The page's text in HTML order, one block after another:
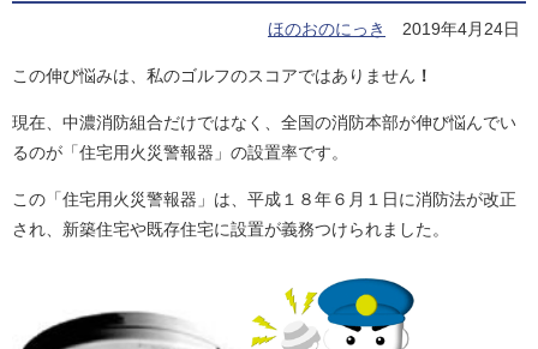
ほのおのにっき 2019年4月24日
この伸び悩みは、私のゴルフのスコアではありません ！
現在、中濃消防組合だけではなく、全国の消防本部が伸び悩んでい
るのが「住宅用火災警報器」の設置率です。
この「住宅用火災警報器」は、平成１８年６月１日に消防法が改正
され、新築住宅や既存住宅に設置が義務つけられました。